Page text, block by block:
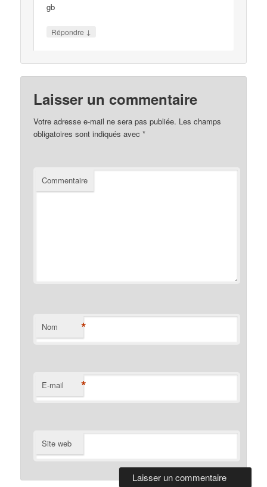
gb
Répondre ↓
Laisser un commentaire
Votre adresse e-mail ne sera pas publiée. Les champs
obligatoires sont indiqués avec*
Commentaire
Nom *
E-mail *
Site web